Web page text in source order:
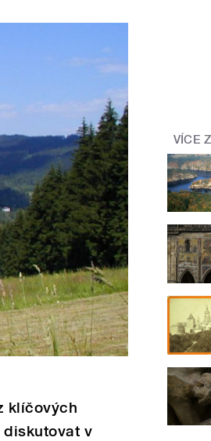
klíčových
v
VÍCE